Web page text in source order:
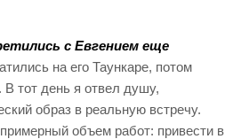
с Евгением еще
на его Таункаре, потом
тот день я отвел душу,
образ в реальную встречу.
объем работ: привести в